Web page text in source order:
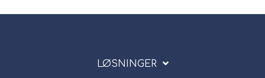
LØSNINGER